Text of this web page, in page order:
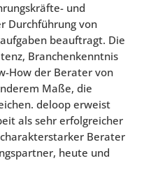
und
Durchführung von
beauftragt. Die
Branchenkenntnis
How der Berater von
Maße, die
deloop erweist
als sehr erfolgreicher
Berater
heute und